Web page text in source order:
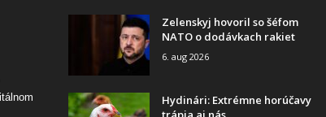
Zelenskyj hovoril so šéfom
NATO o dodávkach rakiet
6. aug 2026
Hydinári: Extrémne horúčavy